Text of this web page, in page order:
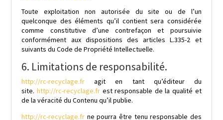
Toute exploitation non autorisée du site ou de l’un
quelconque des éléments qu’il contient sera considérée
comme constitutive d’une contrefaçon et poursuivie
conformément aux dispositions des articles L.335-2 et
suivants du Code de Propriété Intellectuelle.
6. Limitations de responsabilité.
http://rc-recyclage.fr
agit en tant qu’éditeur du
site. http://rc-recyclage.fr est responsable de la qualité et
de la véracité du Contenu qu’il publie.
http://rc-recyclage.fr ne pourra être tenu responsable des